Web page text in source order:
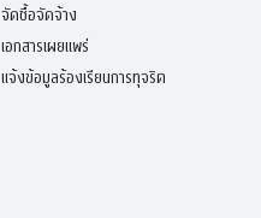
จัดซื้อจัดจ้าง
เอกสารเผยแพร่
แจ้งข้อมูลร้องเรียนการทุจริต